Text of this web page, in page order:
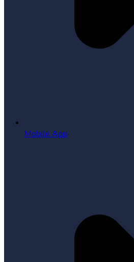
Mobile App